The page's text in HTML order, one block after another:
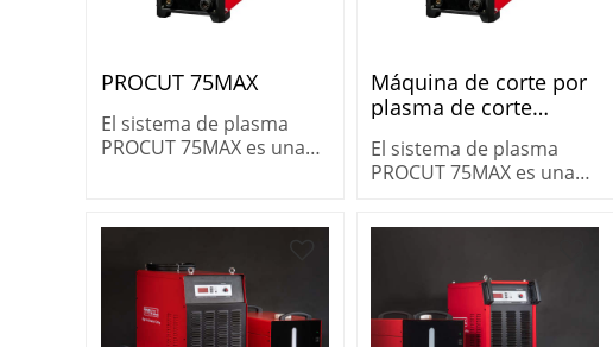
PROCUT 75MAX
El sistema de plasma
PROCUT 75MAX es una
Máquina de corte por
plasma de corte
75MAX
El sistema de plasma
PROCUT 75MAX es una